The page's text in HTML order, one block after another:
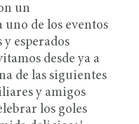
un
de los eventos
esperados
desde ya a
de las siguientes
y amigos
los goles